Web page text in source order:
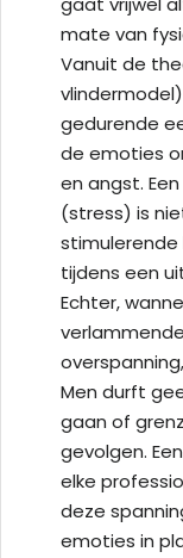
mate van
Vanuit de
gedurende
de emoties
en angst.
(stress) is
stimulerende
tijdens een
Echter,
Men durft
gaan of
gevolgen.
elke
deze
emoties in